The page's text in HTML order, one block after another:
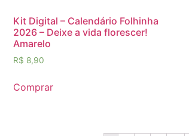
Kit Digital – Calendário Folhinha
2026 – Deixe a vida florescer!
Amarelo
R$ 8,90
Comprar